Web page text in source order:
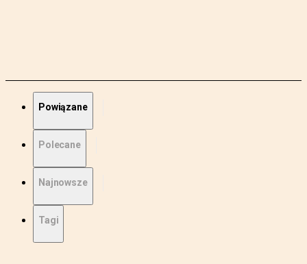
Powiązane
Polecane
Najnowsze
Tagi